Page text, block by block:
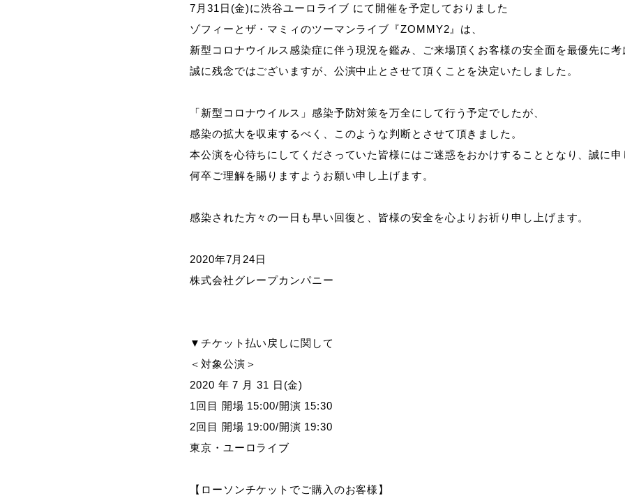
7月31日(金)に渋谷ユーロライブ にて開催を予定しておりました
ゾフィーとザ・マミィのツーマンライブ『ZOMMY2』は、
新型コロナウイルス感染症に伴う現況を鑑み、ご来場頂くお客様の安全面を最優先に考
誠に残念ではございますが、公演中止とさせて頂くことを決定いたしました。
「新型コロナウイルス」感染予防対策を万全にして行う予定でしたが、
感染の拡大を収束するべく、このような判断とさせて頂きました。
本公演を心待ちにしてくださっていた皆様にはご迷惑をおかけすることとなり、誠に申
何卒ご理解を賜りますようお願い申し上げます。
感染された方々の一日も早い回復と、皆様の安全を心よりお祈り申し上げます。
2020年7月24日
株式会社グレープカンパニー
▼チケット払い戻しに関して
＜対象公演＞
2020 年 7 月 31 日(金)
1回目 開場 15:00/開演 15:30
2回目 開場 19:00/開演 19:30
東京・ユーロライブ
【ローソンチケットでご購入のお客様】